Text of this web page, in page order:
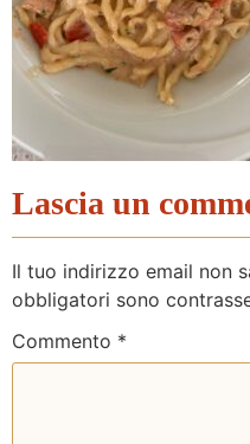
Lascia un
Il tuo indirizzo email non
obbligatori sono
Commento *